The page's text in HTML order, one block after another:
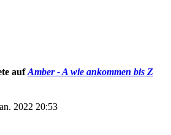
aufAmber - A wie ankommen bis Z
2022 20:53